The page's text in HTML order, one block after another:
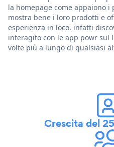
la homepage come appaiono
mostra bene i loro prodotti e
esperienza in loco. infatti
interagito con le app powr sul
volte più a lungo di qualsiasi
Crescita del